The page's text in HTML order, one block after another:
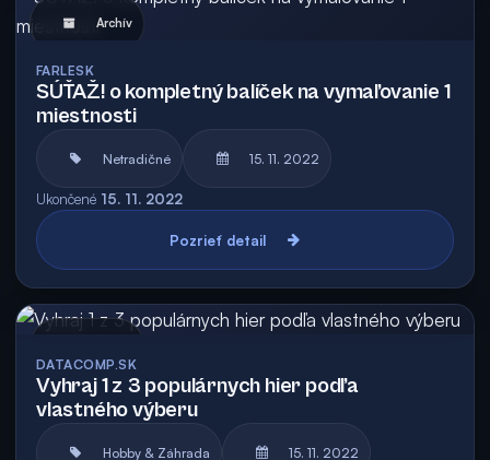
Archív
FARLESK
SÚŤAŽ! o kompletný balíček na vymaľovanie 1
miestnosti
Netradičné 15. 11. 2022
Ukončené 15. 11. 2022
Pozrieť detail
DATACOMP.SK
Vyhraj 1 z 3 populárnych hier podľa
vlastného výberu
Hobby & Záhrada 15. 11. 2022